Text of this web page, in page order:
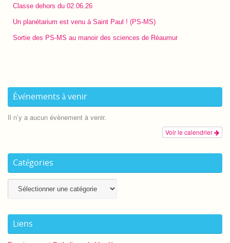
Classe dehors du 02.06.26
Un planétarium est venu à Saint Paul ! (PS-MS)
Sortie des PS-MS au manoir des sciences de Réaumur
Événements à venir
Il n’y a aucun évènement à venir.
Voir le calendrier
Catégories
Liens